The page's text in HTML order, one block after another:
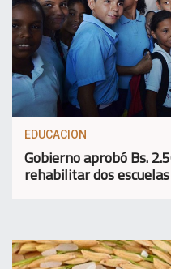
EDUCACION
Gobierno aprobó Bs.
rehabilitar dos